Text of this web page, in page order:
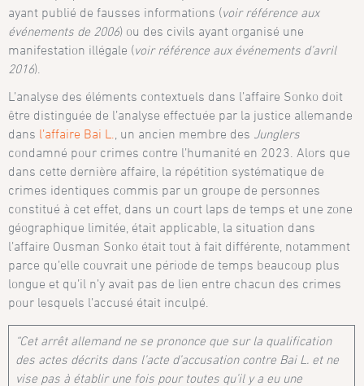
ayant publié de fausses informations (voir référence aux
événements de 2006) ou des civils ayant organisé une
manifestation illégale (voir référence aux événements d’avril
2016).
L’analyse des éléments contextuels dans l’affaire Sonko doit
être distinguée de l’analyse effectuée par la justice allemande
dans l’affaire Bai L. , un ancien membre des Junglers
condamné pour crimes contre l’humanité en 2023. Alors que
dans cette dernière affaire, la répétition systématique de
crimes identiques commis par un groupe de personnes
constitué à cet effet, dans un court laps de temps et une zone
géographique limitée, était applicable, la situation dans
l’affaire Ousman Sonko était tout à fait différente, notamment
parce qu’elle couvrait une période de temps beaucoup plus
longue et qu’il n’y avait pas de lien entre chacun des crimes
pour lesquels l’accusé était inculpé.
“Cet arrêt allemand ne se prononce que sur la qualification
des actes décrits dans l’acte d’accusation contre Bai L. et ne
vise pas à établir une fois pour toutes qu’il y a eu une